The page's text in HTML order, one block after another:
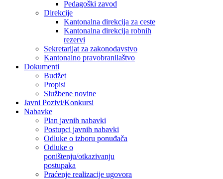
Pedagoški zavod
Direkcije
Kantonalna direkcija za ceste
Kantonalna direkcija robnih
rezervi
Sekretarijat za zakonodavstvo
Kantonalno pravobranilaštvo
Dokumenti
Budžet
Propisi
Službene novine
Javni Pozivi/Konkursi
Nabavke
Plan javnih nabavki
Postupci javnih nabavki
Odluke o izboru ponuđača
Odluke o
poništenju/otkazivanju
postupaka
Praćenje realizacije ugovora